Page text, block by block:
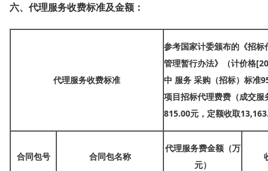
六、代理服务收费标准及金额：
代理服务收费标准
参考国家计委颁布的《招标
管理暂行办法》（计价格
中 服务 采购（招标）标准
项目招标代理费费（成交服
815.00元，定额收取
合同包号 合同包名称
代理服务费金额（万
元）